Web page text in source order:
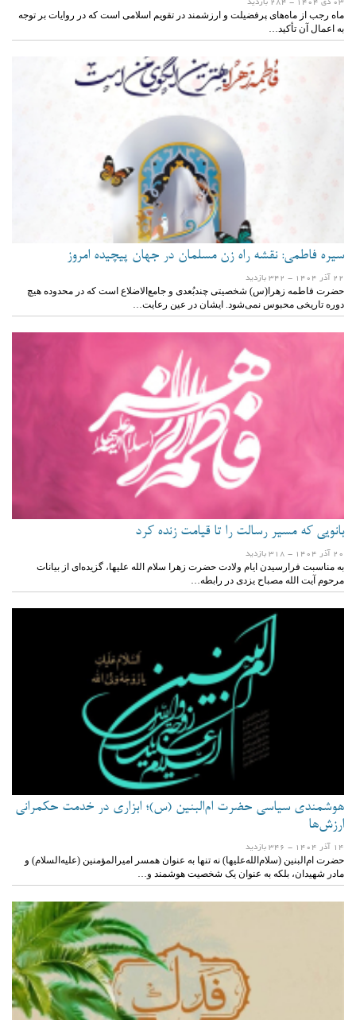
03 دی 1404 - 284 بازدید
ماه رجب از ماه‌های پرفضیلت و ارزشمند در تقویم اسلامی است که در روایات بر توجه
به اعمال آن تأکید…
سیره فاطمی: نقشه راه زن مسلمان در جهان پیچیده امروز
22 آذر 1404 - 342 بازدید
حضرت فاطمه زهرا(س) شخصیتی چندبُعدی و جامع‌الاضلاع است که در محدوده هیچ
دوره تاریخی محبوس نمی‌شود. ایشان در عین رعایت…
بانویی که مسیر رسالت را تا قیامت زنده کرد
20 آذر 1404 - 318 بازدید
به مناسبت فرارسیدن ایام ولادت حضرت زهرا سلام الله علیها، گزیده‌ای از بیانات
مرحوم آیت الله مصباح یزدی در رابطه…
هوشمندی سیاسی حضرت ام‌البنین (س)؛ ابزاری در خدمت حکمرانی
ارزش‌ها
14 آذر 1404 - 346 بازدید
حضرت ام‌البنین (سلام‌الله‌علیها) نه تنها به عنوان همسر امیرالمؤمنین (علیه‌السلام) و
مادر شهیدان، بلکه به عنوان یک شخصیت هوشمند و…